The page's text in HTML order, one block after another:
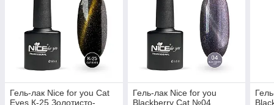
Гель-лак Nice for you Cat
Eyes К-25 Золотисто-
Гель-лак Nice for you
Blackberry Cat №04